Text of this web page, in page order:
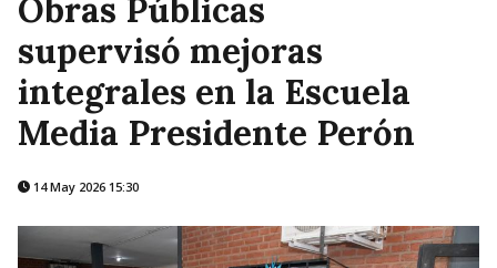
Obras Públicas
supervisó mejoras
integrales en la Escuela
Media Presidente Perón
14 May 2026 15:30